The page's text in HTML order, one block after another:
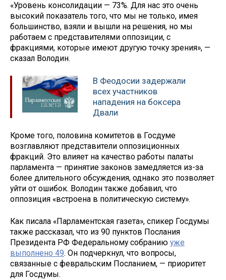
«Уровень консолидации — 73%. Для нас это очень
высокий показатель того, что мы не только, имея
большинство, взяли и вышли на решения, но мы
работаем с представителями оппозиции, с
фракциями, которые имеют другую точку зрения», —
сказал Володин.
В Феодосии задержали
всех участников
нападения на боксера
Двали
Кроме того, половина комитетов в Госдуме
возглавляют представители оппозиционных
фракций. Это влияет на качество работы палаты
парламента — принятие законов замедляется из-за
более длительного обсуждения, однако это позволяет
уйти от ошибок. Володин также добавил, что
оппозиция «встроена в политическую систему».
Как писала «Парламентская газета», спикер Госдумы
также рассказал, что из 90 пунктов Послания
Президента РФ Федеральному собранию уже
выполнено 49. Он подчеркнул, что вопросы,
связанные с февральским Посланием, — приоритет
для Госдумы.